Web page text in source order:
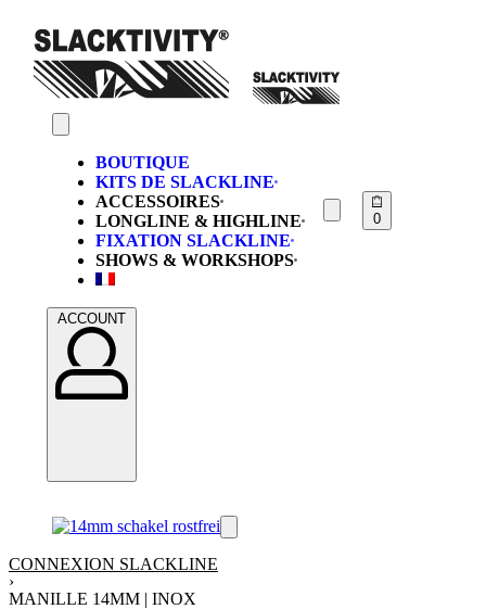
BOUTIQUE
KITS DE SLACKLINE
ACCESSOIRES
LONGLINE & HIGHLINE
FIXATION SLACKLINE
SHOWS & WORKSHOPS
0
ACCOUNT
CONNEXION SLACKLINE
›
MANILLE 14MM | INOX